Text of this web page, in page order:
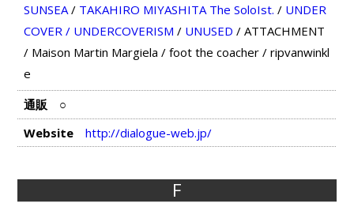
SUNSEA/ TAKAHIRO MIYASHITA The SoloIst. / UNDER
COVER / UNDERCOVERISM / UNUSED / ATTACHMENT
/ Maison Martin Margiela / foot the coacher/ ripvanwinkl
e
通販
○
Website
http://dialogue-web.jp/
F